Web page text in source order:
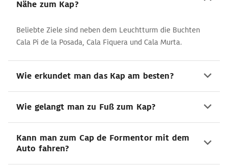
Nähe zum Kap?
Beliebte Ziele sind neben dem Leuchtturm die Buchten
Cala Pi de la Posada, Cala Fiquera und Cala Murta.
Wie erkundet man das Kap am besten?
Wie gelangt man zu Fuß zum Kap?
Kann man zum Cap de Formentor mit dem
Auto fahren?